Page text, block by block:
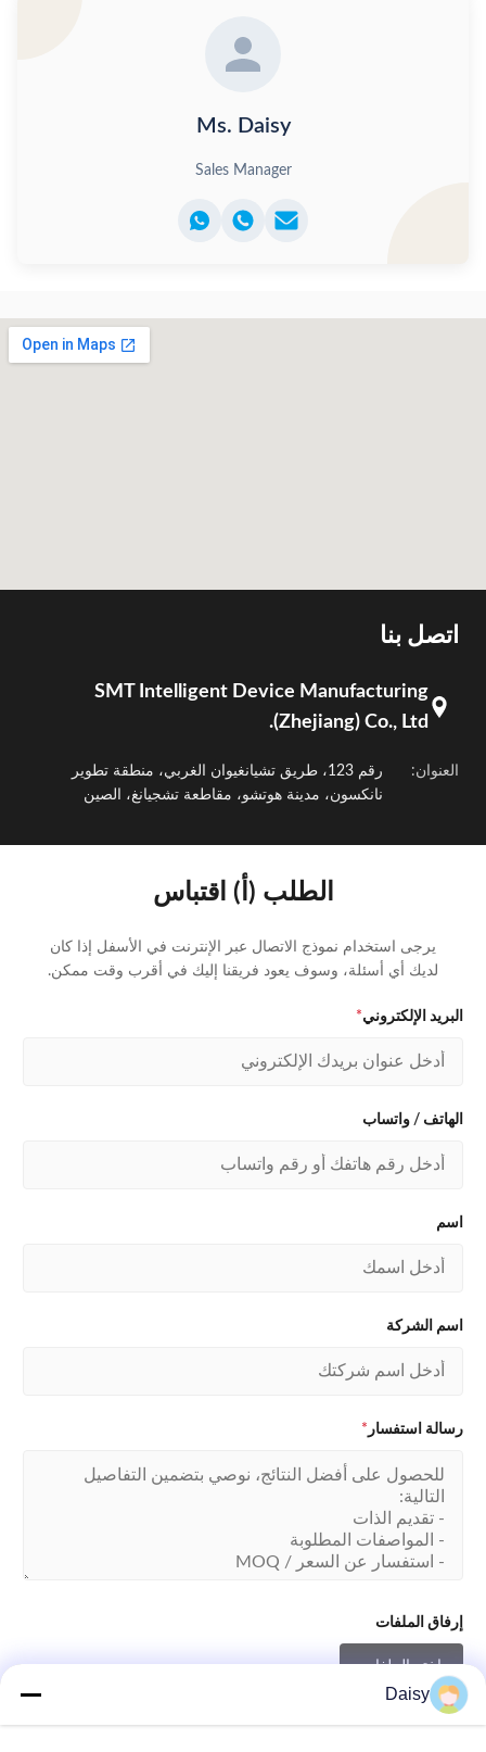
Ms. Daisy
Sales Manager
اتصل بنا
SMT Intelligent Device Manufacturing
(Zhejiang) Co., Ltd.
العنوان:
رقم 123، طريق تشيانغيوان الغربي، منطقة تطوير
نانكسون، مدينة هوتشو، مقاطعة تشجيانغ، الصين
الطلب (أ) اقتباس
يرجى استخدام نموذج الاتصال عبر الإنترنت في الأسفل إذا كان
لديك أي أسئلة، وسوف يعود فريقنا إليك في أقرب وقت ممكن.
البريد الإلكتروني*
الهاتف / واتساب
اسم
اسم الشركة
رسالة استفسار *
إرفاق الملفات
اختر الملفات
يمكنك تحميل ما يصل إلى 5 ملفات وكل ملف بحجم 10M أقصى.
Daisy